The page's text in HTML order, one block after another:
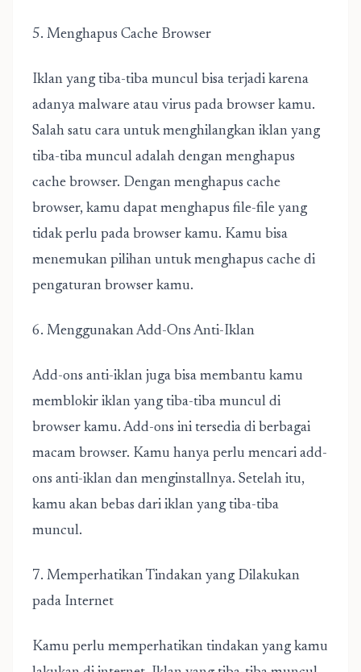
5. Menghapus Cache Browser
Iklan yang tiba-tiba muncul bisa terjadi karena
adanya malware atau virus pada browser kamu.
Salah satu cara untuk menghilangkan iklan yang
tiba-tiba muncul adalah dengan menghapus
cache browser. Dengan menghapus cache
browser, kamu dapat menghapus file-file yang
tidak perlu pada browser kamu. Kamu bisa
menemukan pilihan untuk menghapus cache di
pengaturan browser kamu.
6. Menggunakan Add-Ons Anti-Iklan
Add-ons anti-iklan juga bisa membantu kamu
memblokir iklan yang tiba-tiba muncul di
browser kamu. Add-ons ini tersedia di berbagai
macam browser. Kamu hanya perlu mencari add-
ons anti-iklan dan menginstallnya. Setelah itu,
kamu akan bebas dari iklan yang tiba-tiba
muncul.
7. Memperhatikan Tindakan yang Dilakukan
pada Internet
Kamu perlu memperhatikan tindakan yang kamu